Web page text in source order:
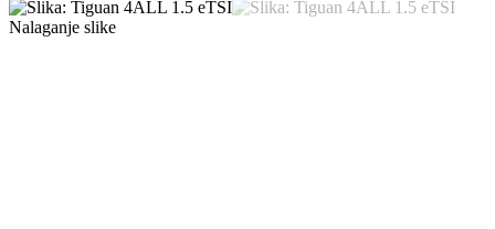
Nalaganje slike